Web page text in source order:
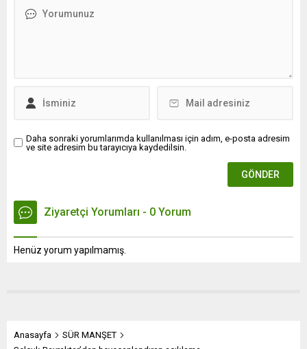
Daha sonraki yorumlarımda kullanılması için adım, e-posta adresim
ve site adresim bu tarayıcıya kaydedilsin.
Ziyaretçi Yorumları - 0 Yorum
Henüz yorum yapılmamış.
Anasayfa
SÜR MANŞET